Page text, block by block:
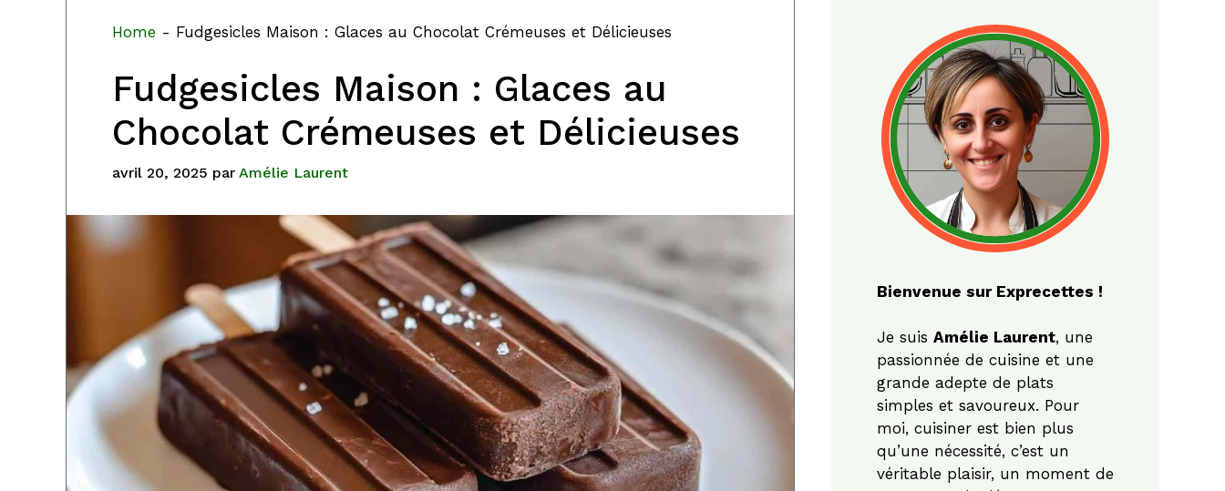
Home - Fudgesicles Maison : Glaces au Chocolat Crémeuses et Délicieuses
Fudgesicles Maison : Glaces au
Chocolat Crémeuses et Délicieuses
avril 20, 2025 par Amélie Laurent
Bienvenue sur Exprecettes !
Je suis Amélie Laurent, une
passionnée de cuisine et une
grande adepte de plats
simples et savoureux. Pour
moi, cuisiner est bien plus
qu’une nécessité, c’est un
véritable plaisir, un moment de